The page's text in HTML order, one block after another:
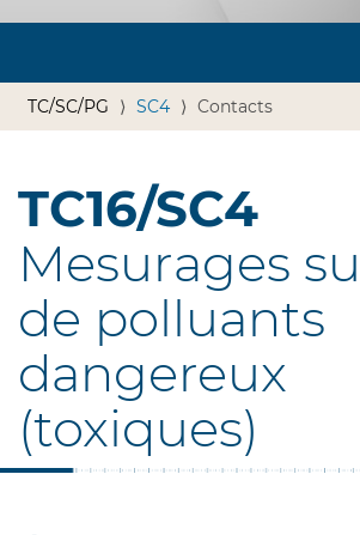
TC/SC/PG SC4 Contacts
TC16/SC4
Mesurages
de polluants
dangereux
(toxiques)